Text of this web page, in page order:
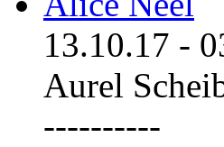
13.10.17 -
Aurel
----------